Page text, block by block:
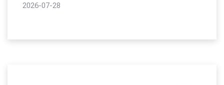
2026-07-28